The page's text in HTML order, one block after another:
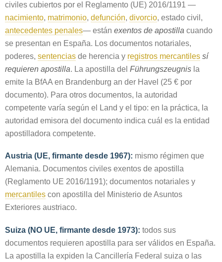
civiles cubiertos por el Reglamento (UE) 2016/1191 —
nacimiento, matrimonio, defunción, divorcio, estado civil,
antecedentes penales— están exentos de apostilla cuando
se presentan en España. Los documentos notariales,
poderes, sentencias de herencia y registros mercantiles sí
requieren apostilla. La apostilla del Führungszeugnis la
emite la BfAA en Brandenburg an der Havel (25 € por
documento). Para otros documentos, la autoridad
competente varía según el Land y el tipo: en la práctica, la
autoridad emisora del documento indica cuál es la entidad
apostilladora competente.
Austria (UE, firmante desde 1967): mismo régimen que
Alemania. Documentos civiles exentos de apostilla
(Reglamento UE 2016/1191); documentos notariales y
mercantiles con apostilla del Ministerio de Asuntos
Exteriores austriaco.
Suiza (NO UE, firmante desde 1973): todos sus
documentos requieren apostilla para ser válidos en España.
La apostilla la expiden la Cancillería Federal suiza o las